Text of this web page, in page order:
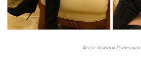
Фото: Любовь Успенская